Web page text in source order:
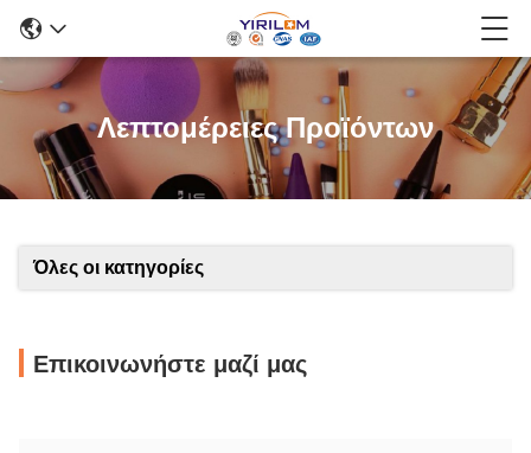
Λεπτομέρειες Προϊόντων
Όλες οι κατηγορίες
Επικοινωνήστε μαζί μας